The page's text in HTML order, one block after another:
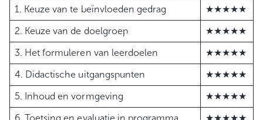
1. Keuze van te beïnvloeden gedrag
★★★★★
2. Keuze van de doelgroep
★★★★★
3. Het formuleren van leerdoelen
★★★★★
4. Didactische uitgangspunten
★★★★★
5. Inhoud en vormgeving
★★★★★